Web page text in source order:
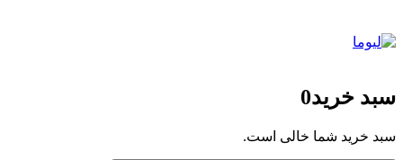
سبد خرید0
سبد خرید شما خالی است.